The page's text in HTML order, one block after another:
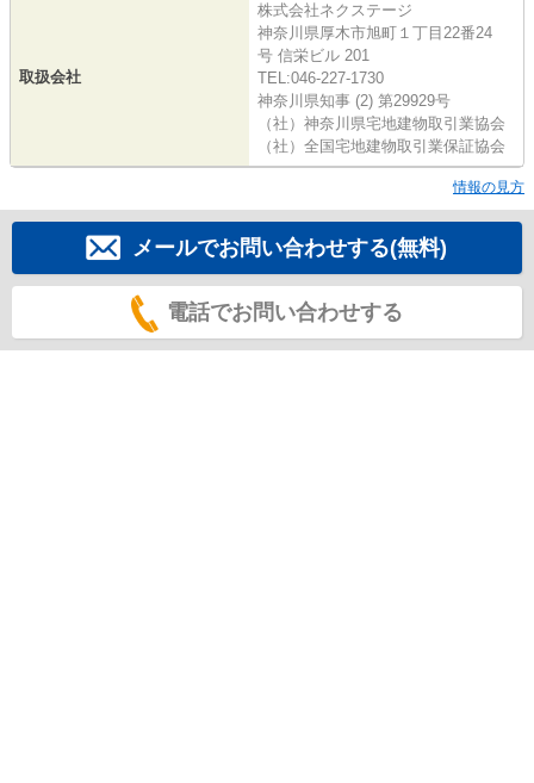
取扱会社
株式会社ネクステージ
神奈川県厚木市旭町１丁目22番24
号 信栄ビル 201
TEL:046-227-1730
神奈川県知事 (2) 第29929号
（社）神奈川県宅地建物取引業協会
（社）全国宅地建物取引業保証協会
情報の見方
メールでお問い合わせする(無料)
電話でお問い合わせする